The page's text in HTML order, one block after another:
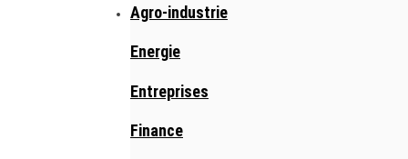
Agro-industrie
Energie
Entreprises
Finance